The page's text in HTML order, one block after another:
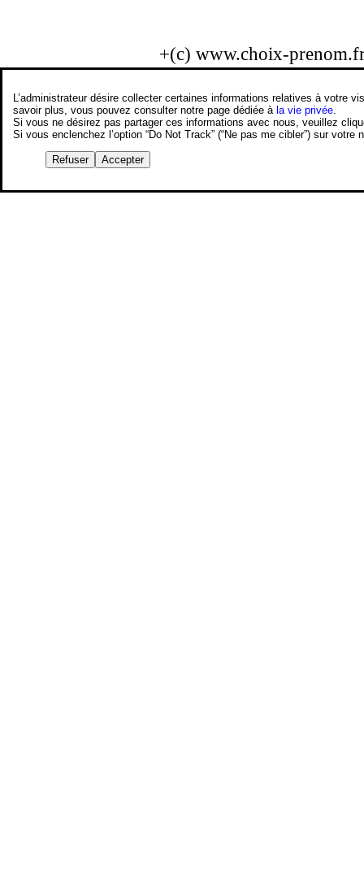
+(c) www.choix-
L’administrateur désire collecter certaines informations relatives à votre
savoir plus, vous pouvez consulter notre page dédiée àla vie privée
Si vous ne désirez pas partager ces informations avec nous, veuillez
Si vous enclenchez l’option “Do Not Track” (“Ne pas me cibler”) sur
Refuser Accepter